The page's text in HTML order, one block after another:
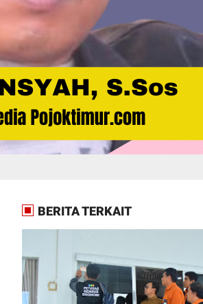
BERITA TERKAIT